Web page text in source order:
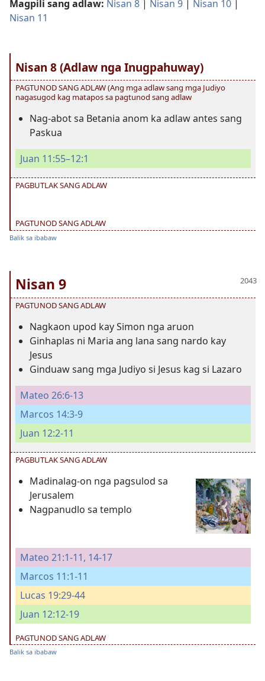
Magpili sang adlaw: Nisan 8 | Nisan 9 | Nisan 10 |
Nisan 11
Nisan 8 (Adlaw nga Inugpahuway)
PAGTUNOD SANG ADLAW (Ang mga adlaw sang mga Judiyo
nagasugod kag matapos sa pagtunod sang adlaw
Nag-abot sa Betania anom ka adlaw antes sang
Paskua
Juan 11:55–12:1
PAGBUTLAK SANG ADLAW
PAGTUNOD SANG ADLAW
Balik sa ibabaw
Nisan 9
PAGTUNOD SANG ADLAW
Nagkaon upod kay Simon nga aruon
Ginhaplas ni Maria ang lana sang nardo kay
Jesus
Ginduaw sang mga Judiyo si Jesus kag si Lazaro
Mateo 26:6-13
Marcos 14:3-9
Juan 12:2-11
PAGBUTLAK SANG ADLAW
Madinalag-on nga pagsulod sa
Jerusalem
Nagpanudlo sa templo
Mateo 21:1-11, 14-17
Marcos 11:1-11
Lucas 19:29-44
Juan 12:12-19
PAGTUNOD SANG ADLAW
Balik sa ibabaw